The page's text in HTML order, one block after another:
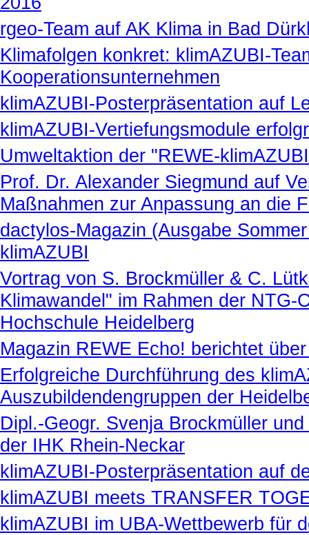
rgeo-Team auf AK Klima in Bad
Klimafolgen konkret: klimAZUBI-
Kooperationsunternehmen
klimAZUBI-Posterpräsentation auf
klimAZUBI-Vertiefungsmodule
Umweltaktion der "REWE-
Prof. Dr. Alexander Siegmund auf
Maßnahmen zur Anpassung an die
dactylos-Magazin (Ausgabe
klimAZUBI
Vortrag von S. Brockmüller & C.
Klimawandel" im Rahmen der NTG-
Hochschule Heidelberg
Magazin REWE Echo! berichtet
Erfolgreiche Durchführung des
Auszubildendengruppen der
Dipl.-Geogr. Svenja Brockmüller
der IHK Rhein-Neckar
klimAZUBI-Posterpräsentation auf
klimAZUBI meets TRANSFER
klimAZUBI im UBA-Wettbewerb für